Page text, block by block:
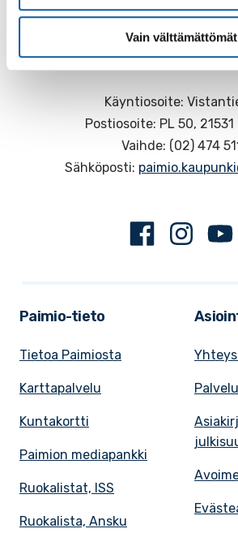
Vain välttämättömät
Käyntiosoite:
Postiosoite: PL 50, 21531
Vaihde: (02) 474
Sähköposti:
Facebook
Paimio-tieto
Tietoa Paimiosta
Karttapalvelu
Kuntakortti
Paimion mediapankki
Ruokalistat, ISS
Ruokalista, Ansku